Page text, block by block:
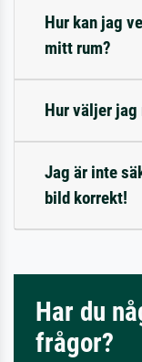
Hur kan jag
mitt rum?
Hur väljer
Jag är inte
bild korrekt!
Har du
frågor?